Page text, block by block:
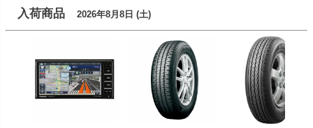
入荷商品 2026年8月8日 (土)